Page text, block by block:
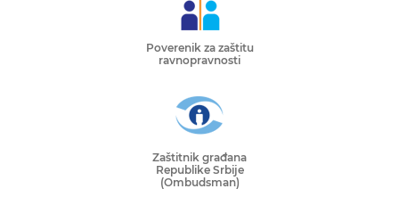
Poverenik za zaštitu
ravnopravnosti
Zaštitnik građana
Republike Srbije
(Ombudsman)